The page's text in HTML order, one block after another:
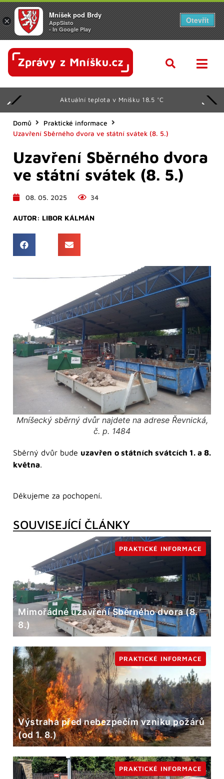
Aktuální teplota v Mníšku 18.5 °C
Domů
Praktické informace
Uzavření Sběrného dvora ve státní svátek (8. 5.)
Uzavření Sběrného dvora
ve státní svátek (8. 5.)
08. 05. 2025 34
AUTOR: LIBOR KÁLMÁN
Mníšecký sběrný dvůr najdete na adrese Řevnická,
č. p. 1484
Sběrný dvůr bude uzavřen o státních svátcích 1. a 8.
května.
Děkujeme za pochopení.
SOUVISEJÍCÍ ČLÁNKY
Mimořádné uzavření Sběrného dvora (8.
8.)
PRAKTICKÉ INFORMACE
Výstraha před nebezpečím vzniku požárů
(od 1. 8.)
PRAKTICKÉ INFORMACE
PRAKTICKÉ INFORMACE
×
Mníšek pod Brdy
AppSisto
- In Google Play
Otevřít